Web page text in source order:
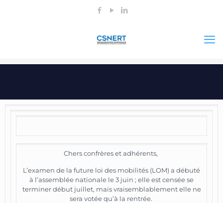
Chers confrères et adhérents,
L’examen de la future loi des mobilités (LOM) a débuté
à l’assemblée nationale le 3 juin ; elle est censée se
terminer début juillet, mais vraisemblablement elle ne
sera votée qu’à la rentrée.